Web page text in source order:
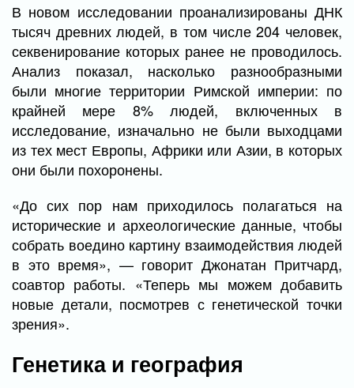
В новом исследовании проанализированы ДНК
тысяч древних людей, в том числе 204 человек,
секвенирование которых ранее не проводилось.
Анализ показал, насколько разнообразными
были многие территории Римской империи: по
крайней мере 8% людей, включенных в
исследование, изначально не были выходцами
из тех мест Европы, Африки или Азии, в которых
они были похоронены.
«До сих пор нам приходилось полагаться на
исторические и археологические данные, чтобы
собрать воедино картину взаимодействия людей
в это время», — говорит Джонатан Притчард,
соавтор работы. «Теперь мы можем добавить
новые детали, посмотрев с генетической точки
зрения».
Генетика и география